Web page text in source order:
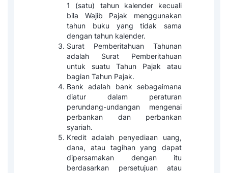
1 (satu) tahun kalender kecuali
bila Wajib Pajak menggunakan
tahun buku yang tidak sama
dengan tahun kalender.
Surat Pemberitahuan Tahunan
adalah Surat Pemberitahuan
untuk suatu Tahun Pajak atau
bagian Tahun Pajak.
Bank adalah bank sebagaimana
diatur dalam peraturan
perundang-undangan mengenai
perbankan dan perbankan
syariah.
Kredit adalah penyediaan uang,
dana, atau tagihan yang dapat
dipersamakan dengan itu
berdasarkan persetujuan atau